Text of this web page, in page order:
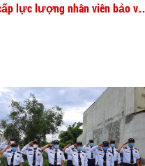
lực lượng nhân viên bảo vệ